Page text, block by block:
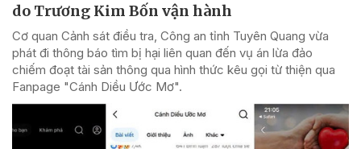
do Trương Kim Bốn vận hành
Cơ quan Cảnh sát điều tra, Công an tỉnh Tuyên Quang vừa
phát đi thông báo tìm bị hại liên quan đến vụ án lừa đảo
chiếm đoạt tài sản thông qua hình thức kêu gọi từ thiện qua
Fanpage "Cánh Diều Ước Mơ".